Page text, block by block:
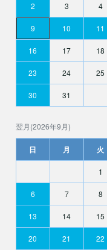
2 3 4
9 10 11
16 17 18
23 24 25
30 31
翌月(2026年9月)
日 月 火
1
6 7 8
13 14 15
20 21 22